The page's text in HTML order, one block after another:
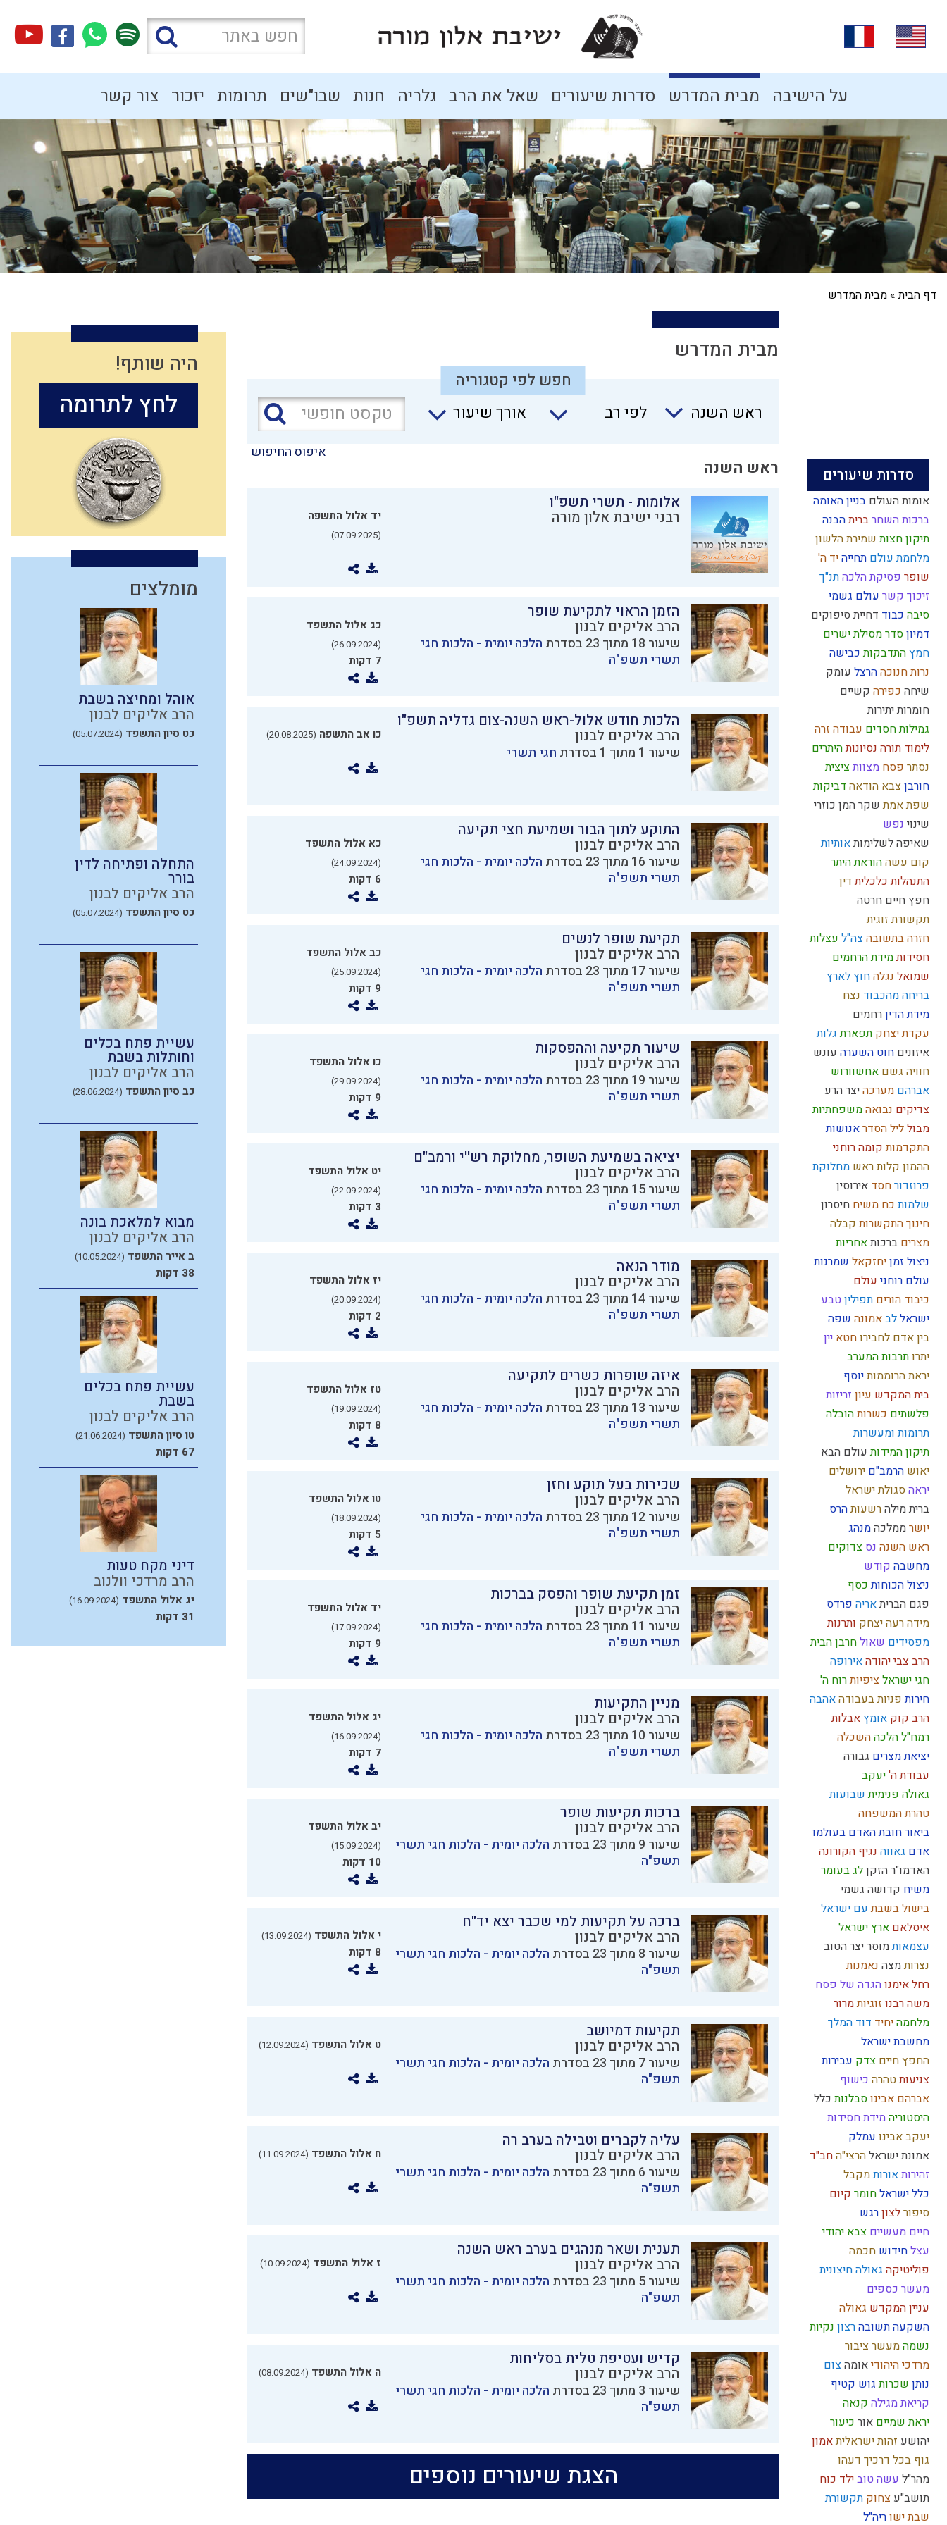
על הישיבה מבית המדרש סדרות שיעורים שאל את הרב גלריה חנות שבו"שים תרומות יזכור צור קשר
דף הבית» מבית המדרש
סדרות שיעורים
אומות העולם בניין האומה
ברכות השחרבריתהבנה
תיקון חצותשמירת הלשון
מלחמת עולם תחייהיד ה'
שופר פסיקת הלכהתנ"ך
זיכוך קשר עולם גשמי
סיבה כבוד דחיית סיפוקים
דמיוןסדר מסילת ישרים
חמץהתדבקותכבישה
נרות חנוכההרצל עומק
שיחה כפירה קשיים
חומרות יתירות
גמילות חסדים עבודה זרה
לימוד תורה נסיונותהיתרים
נסתר פסח מצוותציצית
חורבןצבא הודאה דביקות
שפת אמתשקרהמן כוזרי
שינוי נפש
שאיפה לשלימותאותיות
קום עשההוראת היתר
התנהלות כלכליתדין
חפץ חיים חרטה
תקשורת זוגית
חזרה בתשובהצה"ל עצלות
חסידותמידת הרחמים
שמואל נגלהחוץ לארץ
בריחה מהכבוד נצח
מידת הדיןרחמים
עקדת יצחק תפארתגלות
איזונים חוט השערה עונש
חוויה גשם אחשוורוש
אברהם מערכהיצר הרע
צדיקים נבואהמשפחתיות
מבולליל הסדראנושות
התקדמותקומהרוחני
ההמון קלות ראש מחלוקת
פרוזדורחסד אירוסין
שלמותכח משיח חיסרון
חינוךהתקשרותקבלה
מצרים ברכותאחריות
ניצול זמןיחזקאל שמרנות
עולם רוחני עולם
כיבוד הורים תפילין טבע
ישראללבאמונה שפה
בין אדם לחבירוחטא יין
יתרותרבות המערב
יראת הרוממותיוסף
בית המקדש עיון זריזות
פלשתים כשרותהובלה
תרומות ומעשרות
תיקון המידותעולם הבא
יאוש הרמב"ם ירושלים
יראהסגולת ישראל
ברית מילהרשעותהרס
יושרממלכהמנהג
ראש השנה נס צדוקים
מחשבה קודש
ניצול הכוחותכסף
פגם הבריתאריה פרדס
מידה רעהיצחק ותרנות
מפסידים שאולחרבן הבית
הרב צבי יהודהאירופה
חגי ישראלציפיותרוח ה'
חירותפניות בעבודהאהבה
הרב קוק אומץאבלות
רמח"להלכההשכלה
יציאת מצרים גבורה
עבודת ה'יעקב
גאולה פנימיתשבועות
טהרת המשפחה
ביאור חובת האדם בעולמו
אדם גאווה נגיף הקורונה
האדמו"ר הזקןלג בעומר
משיח קדושה גשמי
בישול בשבתעם ישראל
איסלאם ארץ ישראל
עצמאותמוסריצר הטוב
נצרותמצה נאמנות
רחל אימנו הגדה של פסח
משה רבנו זוגיותמרור
מלחמהיחיד דוד המלך
מחשבת ישראל
החפץ חיים צדק עבירות
צניעותטהרה כישוף
אברהם אבינוסבלנותכלל
היסטוריהמידת חסידות
יעקב אבינו עמלק
אמונת ישראלהרצי"החב"ד
זהירותאורותמקבל
כלל ישראלחומר קיום
סיפורלצוןרגש
חיים מעשיים צבא יהודי
עצלחידוש חכמה
פוליטיקה גאולה חיצונית
מעשר כספים
עניין המקדש גאולה
השקעהתשובהרצון נקיות
נשמהמעשרציבור
מרדכי היהודיאומהצום
נותן שכרותגוש קטיף
קריאת מגילה קנאה
יראת שמיים אור כיעור
יהושע זהות ישראליתאמון
גוף בכל דרכיך דעהו
מהר"ל עשה טובילד כוח
תושב"ע צחוק תקשורת
שבתישוריה"ל
מבית המדרש
חפש לפי קטגוריה
איפוס החיפוש
ראש
ראש השנה לפי רב אורך שיעור
ראש השנה
אלומות - תשרי תשפ"ו
רבני ישיבת אלון מורה יד אלול התשפה
(07.09.2025)
הזמן הראוי לתקיעת שופר
הרב אליקים לבנון
שיעור 18 מתוך 23 בסדרת
הלכה יומית - הלכות חגי
תשרי תשפ"ה
כג אלול התשפד
(26.09.2024)
7 דקות
הלכות חודש אלול-ראש השנה-צום גדליה תשפ"ו
הרב אליקים לבנון
שיעור 1 מתוך 1 בסדרת חגי תשרי
כו אב התשפה (20.08.2025)
התוקע לתוך הבור ושמיעת חצי תקיעה
הרב אליקים לבנון
שיעור 16 מתוך 23 בסדרת
הלכה יומית - הלכות חגי
תשרי תשפ"ה
כא אלול התשפד
(24.09.2024)
6 דקות
תקיעת שופר לנשים
הרב אליקים לבנון
שיעור 17 מתוך 23 בסדרת
הלכה יומית - הלכות חגי
תשרי תשפ"ה
כב אלול התשפד
(25.09.2024)
9 דקות
שיעור תקיעה וההפסקות
הרב אליקים לבנון
שיעור 19 מתוך 23 בסדרת
הלכה יומית - הלכות חגי
תשרי תשפ"ה
כו אלול התשפד
(29.09.2024)
9 דקות
יציאה בשמיעת השופר, מחלוקת רש''י ורמב"ם
הרב אליקים לבנון
שיעור 15 מתוך 23 בסדרת
הלכה יומית - הלכות חגי
תשרי תשפ"ה
יט אלול התשפד
(22.09.2024)
3 דקות
מודר הנאה
הרב אליקים לבנון
שיעור 14 מתוך 23 בסדרת
הלכה יומית - הלכות חגי
תשרי תשפ"ה
יז אלול התשפד
(20.09.2024)
2 דקות
איזה שופרות כשרים לתקיעה
הרב אליקים לבנון
שיעור 13 מתוך 23 בסדרת
הלכה יומית - הלכות חגי
תשרי תשפ"ה
טז אלול התשפד
(19.09.2024)
8 דקות
שכירות בעל תוקע וחזן
הרב אליקים לבנון
שיעור 12 מתוך 23 בסדרת
הלכה יומית - הלכות חגי
תשרי תשפ"ה
טו אלול התשפד
(18.09.2024)
5 דקות
זמן תקיעת שופר והפסק בברכות
הרב אליקים לבנון
שיעור 11 מתוך 23 בסדרת
הלכה יומית - הלכות חגי
תשרי תשפ"ה
יד אלול התשפד
(17.09.2024)
9 דקות
מניין התקיעות
הרב אליקים לבנון
שיעור 10 מתוך 23 בסדרת
הלכה יומית - הלכות חגי
תשרי תשפ"ה
יג אלול התשפד
(16.09.2024)
7 דקות
ברכות תקיעות שופר
הרב אליקים לבנון
שיעור 9 מתוך 23 בסדרת
הלכה יומית - הלכות חגי תשרי
תשפ"ה
יב אלול התשפד
(15.09.2024)
10 דקות
ברכה על תקיעות למי שכבר יצא יד"ח
הרב אליקים לבנון
שיעור 8 מתוך 23 בסדרת
הלכה יומית - הלכות חגי תשרי
תשפ"ה
י אלול התשפד (13.09.2024)
8 דקות
תקיעות דמיושב
הרב אליקים לבנון
שיעור 7 מתוך 23 בסדרת
הלכה יומית - הלכות חגי תשרי
תשפ"ה
ט אלול התשפד (12.09.2024)
עליה לקברים וטבילה בערב רה
הרב אליקים לבנון
שיעור 6 מתוך 23 בסדרת
הלכה יומית - הלכות חגי תשרי
תשפ"ה
ח אלול התשפד (11.09.2024)
תענית ושאר מנהגים בערב ראש השנה
הרב אליקים לבנון
שיעור 5 מתוך 23 בסדרת
הלכה יומית - הלכות חגי תשרי
תשפ"ה
ז אלול התשפד (10.09.2024)
קדיש ועטיפת טלית בסליחות
הרב אליקים לבנון
שיעור 3 מתוך 23 בסדרת
הלכה יומית - הלכות חגי תשרי
תשפ"ה
ה אלול התשפד (08.09.2024)
הצגת שיעורים נוספים
היה שותף!
לחץ לתרומה
מומלצים
אוהל ומחיצה בשבת
הרב אליקים לבנון
כט סיון התשפד (05.07.2024)
התחלה ופתיחה לדין
בורר
הרב אליקים לבנון
כט סיון התשפד (05.07.2024)
עשיית פתח בכלים
וחותלות בשבת
הרב אליקים לבנון
כב סיון התשפד (28.06.2024)
מבוא למלאכת בונה
הרב אליקים לבנון
ב אייר התשפד (10.05.2024)
38 דקות
עשיית פתח בכלים
בשבת
הרב אליקים לבנון
טו סיון התשפד (21.06.2024)
67 דקות
דיני מקח טעות
הרב מרדכי וולנוב
יג אלול התשפד (16.09.2024)
31 דקות